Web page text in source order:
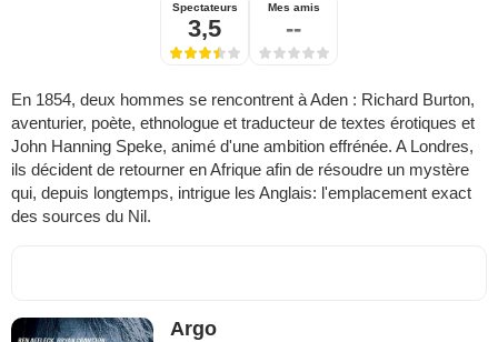
Spectateurs
3,5
Mes amis
--
En 1854, deux hommes se rencontrent à Aden : Richard Burton,
aventurier, poète, ethnologue et traducteur de textes érotiques et
John Hanning Speke, animé d'une ambition effrénée. A Londres,
ils décident de retourner en Afrique afin de résoudre un mystère
qui, depuis longtemps, intrigue les Anglais: l'emplacement exact
des sources du Nil.
Argo